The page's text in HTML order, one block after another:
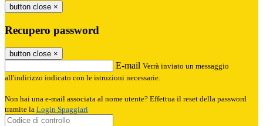
button close ×
Recupero password
button close ×
E-mail Verrà inviato un messaggio
all'indirizzo indicato con le istruzioni necessarie.
Non hai una e-mail associata al nome utente? Effettua il reset della password
tramite la Login Spaggiari